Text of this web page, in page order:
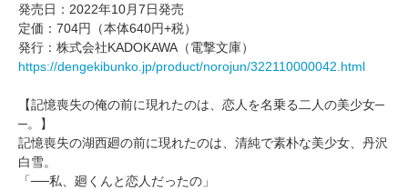
発売日：2022年10月7日発売
定価：704円（本体640円+税）
発行：株式会社KADOKAWA（電撃文庫）
https://dengekibunko.jp/product/norojun/322110000042.html
【記憶喪失の俺の前に現れたのは、恋人を名乗る二人の美少女─
─。】
記憶喪失の湖西廻の前に現れたのは、清純で素朴な美少女、丹沢
白雪。
「──私、廻くんと恋人だったの」